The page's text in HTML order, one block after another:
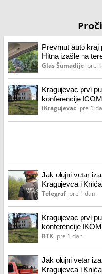
Prevrnut auto kraj
Hitna izašle na
Glas Šumadije pre
Kragujevac prvi
konferencije
iKragujevac pre 1
Jak olujni vetar
Kragujevca i Knića
Telegraf pre 1 dan
Kragujevac prvi
konferencije
RTK pre 1 dan
Jak olujni vetar
Kragujevca i Knića